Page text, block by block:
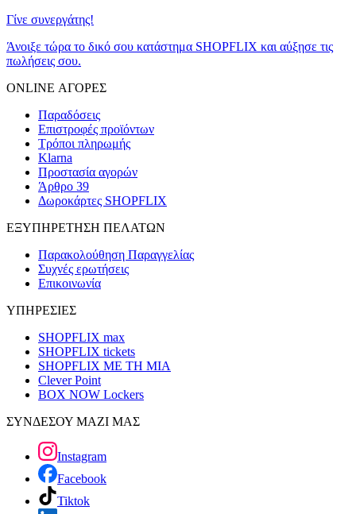
Γίνε συνεργάτης!
Άνοιξε τώρα το δικό σου κατάστημα SHOPFLIX και αύξησε τις
πωλήσεις σου.
ONLINE ΑΓΟΡΕΣ
Παραδόσεις
Επιστροφές προϊόντων
Τρόποι πληρωμής
Klarna
Προστασία αγορών
Άρθρο 39
Δωροκάρτες SHOPFLIX
ΕΞΥΠΗΡΕΤΗΣΗ ΠΕΛΑΤΩΝ
Παρακολούθηση Παραγγελίας
Συχνές ερωτήσεις
Επικοινωνία
ΥΠΗΡΕΣΙΕΣ
SHOPFLIX max
SHOPFLIX tickets
SHOPFLIX ΜΕ ΤΗ ΜΙΑ
Clever Point
BOX NOW Lockers
ΣΥΝΔΕΣΟΥ ΜΑΖΙ ΜΑΣ
Instagram
Facebook
Tiktok